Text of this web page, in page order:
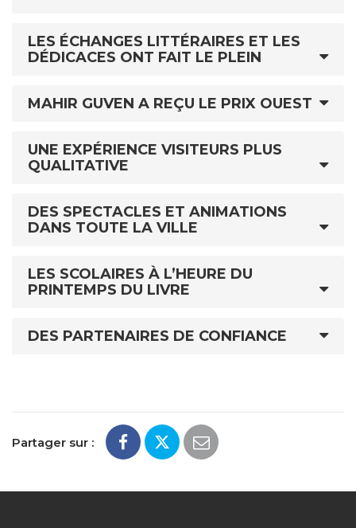
LES ÉCHANGES LITTÉRAIRES ET LES
DÉDICACES ONT FAIT LE PLEIN
MAHIR GUVEN A REÇU LE PRIX OUEST
UNE EXPÉRIENCE VISITEURS PLUS
QUALITATIVE
DES SPECTACLES ET ANIMATIONS
DANS TOUTE LA VILLE
LES SCOLAIRES À L’HEURE DU
PRINTEMPS DU LIVRE
DES PARTENAIRES DE CONFIANCE
Partager sur :